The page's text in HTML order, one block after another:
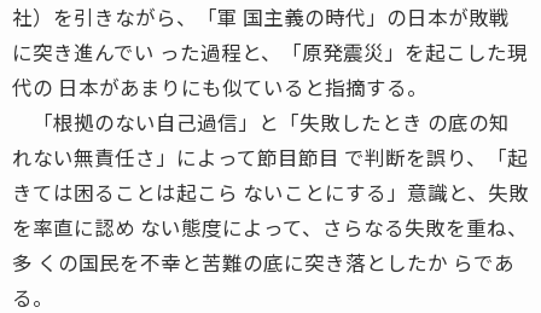
社）を引きながら、「軍 国主義の時代」の日本が敗戦
に突き進んでい った過程と、「原発震災」を起こした現
代の 日本があまりにも似ていると指摘する。
「根拠のない自己過信」と「失敗したとき の底の知
れない無責任さ」によって節目節目 で判断を誤り、「起
きては困ることは起こら ないことにする」意識と、失敗
を率直に認め ない態度によって、さらなる失敗を重ね、
多 くの国民を不幸と苦難の底に突き落としたか らであ
る。